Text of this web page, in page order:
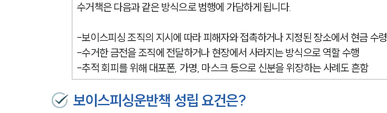
수거책은 다음과 같은 방식으로 범행에 가담하게 됩니다.
-보이스피싱 조직의 지시에 따라 피해자와 접촉하거나 지정된 장소에서 현금 수령
-수거한 금전을 조직에 전달하거나 현장에서 사라지는 방식으로 역할 수행
-추적 회피를 위해 대포폰, 가명, 마스크 등으로 신분을 위장하는 사례도 흔함
보이스피싱운반책 성립 요건은?